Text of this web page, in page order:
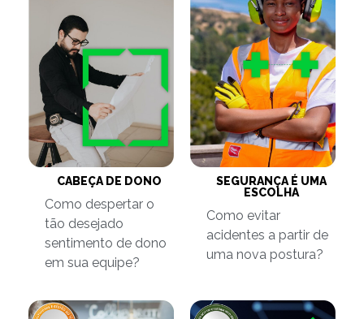
CABEÇA DE DONO
Como despertar o
tão desejado
sentimento de dono
em sua equipe?
SEGURANÇA É UMA
ESCOLHA
Como evitar
acidentes a partir de
uma nova postura?